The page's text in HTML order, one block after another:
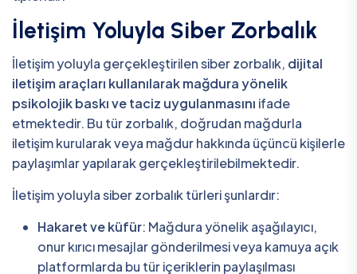
İletişim Yoluyla Siber Zorbalık
İletişim yoluyla gerçekleştirilen siber zorbalık, dijital
iletişim araçları kullanılarak mağdura yönelik
psikolojik baskı ve taciz uygulanmasını ifade
etmektedir. Bu tür zorbalık, doğrudan mağdurla
iletişim kurularak veya mağdur hakkında üçüncü kişilerle
paylaşımlar yapılarak gerçekleştirilebilmektedir.
İletişim yoluyla siber zorbalık türleri şunlardır:
Hakaret ve küfür: Mağdura yönelik aşağılayıcı,
onur kırıcı mesajlar gönderilmesi veya kamuya açık
platformlarda bu tür içeriklerin paylaşılması